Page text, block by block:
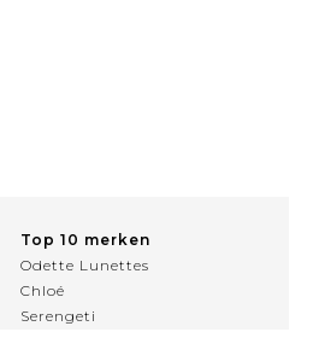
Top 10 merken
Odette Lunettes
Chloé
Serengeti